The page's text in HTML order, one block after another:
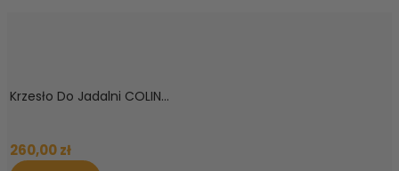
Krzesło Do Jadalni COLIN...
260,00 zł